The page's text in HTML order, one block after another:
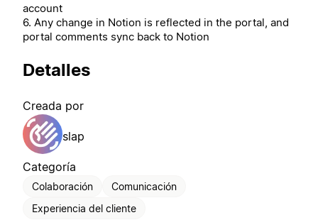
account
6. Any change in Notion is reflected in the portal, and
portal comments sync back to Notion
Detalles
Creada por
slap
Categoría
Colaboración
Comunicación
Experiencia del cliente